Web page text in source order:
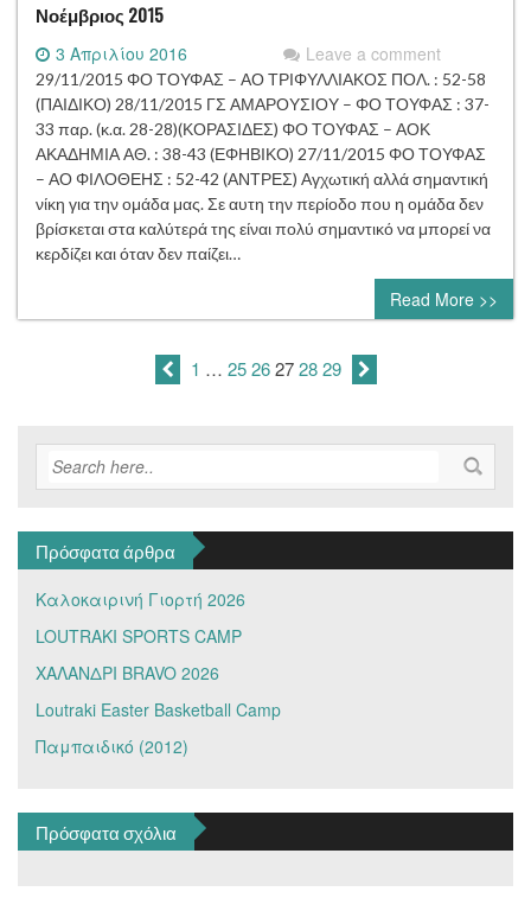
Νοέμβριος 2015
3 Απριλίου 2016 Leave a comment
29/11/2015 ΦΟ ΤΟΥΦΑΣ – ΑΟ ΤΡΙΦΥΛΛΙΑΚΟΣ ΠΟΛ. : 52-58
(ΠΑΙΔΙΚΟ) 28/11/2015 ΓΣ ΑΜΑΡΟΥΣΙΟΥ – ΦΟ ΤΟΥΦΑΣ : 37-
33 παρ. (κ.α. 28-28)(ΚΟΡΑΣΙΔΕΣ) ΦΟ ΤΟΥΦΑΣ – ΑΟΚ
ΑΚΑΔΗΜΙΑ ΑΘ. : 38-43 (ΕΦΗΒΙΚΟ) 27/11/2015 ΦΟ ΤΟΥΦΑΣ
– ΑΟ ΦΙΛΟΘΕΗΣ : 52-42 (ΑΝΤΡΕΣ) Αγχωτική αλλά σημαντική
νίκη για την ομάδα μας. Σε αυτη την περίοδο που η ομάδα δεν
βρίσκεται στα καλύτερά της είναι πολύ σημαντικό να μπορεί να
κερδίζει και όταν δεν παίζει…
Read More >>
1 … 25 26 27 28 29
Πρόσφατα άρθρα
Καλοκαιρινή Γιορτή 2026
LOUTRAKI SPORTS CAMP
ΧΑΛΑΝΔΡΙ BRAVO 2026
Loutraki Easter Basketball Camp
Παμπαιδικό (2012)
Πρόσφατα σχόλια